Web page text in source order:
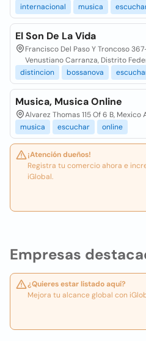
Empresas
¿Quieres estar listado aquí?
Mejora tu alcance global con
internacional
musica
El Son De La Vida
Francisco Del Paso Y Troncoso
Venustiano Carranza, Distrito
distincion
bossanova
Musica, Musica Online
Alvarez Thomas 115 Of 6 B,
musica
escuchar online
¡Atención dueños!
Registra tu comercio ahora e
iGlobal.